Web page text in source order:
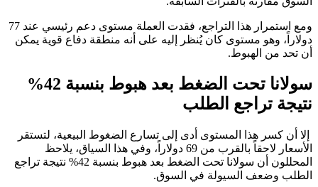
ومع استمرار هذا التراجع، فقدت العملة مستوى دعم رئيسي عند 77
دولاراً، وهو مستوى كان يُنظر إليه على أنه منطقة دفاع قوية يمكن
أن تحد من الهبوط.
سولانا تحت الضغط بعد هبوط بنسبة 42%
نتيجة تراجع الطلب
إلا أن كسر هذا المستوى أدى إلى تسارع الضغوط البيعية، لتستقر
الأسعار لاحقاً بالقرب من 69 دولاراً، وفي هذا السياق، يلاحظ
المحللون أن سولانا تحت الضغط بعد هبوط بنسبة 42% نتيجة تراجع
الطلب وضعف السيولة في السوق.